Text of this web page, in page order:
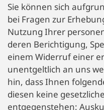
Sie können sich
bei Fragen zur
Nutzung Ihrer
deren Berichtigung,
einem Widerruf einer
unentgeltlich an uns
hin, dass Ihnen
diesen keine
entgegenstehen: